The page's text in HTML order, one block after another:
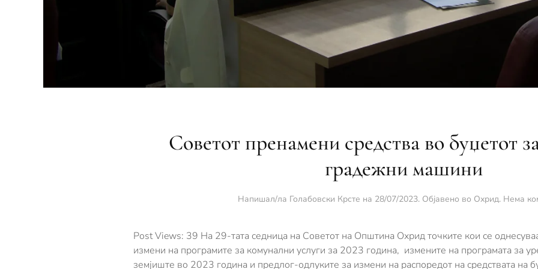
Советот пренамени средства во буџетот
градежни машини
Напишал/ла Голабовски Крсте на 28/07/2023. Објавено во Охрид. Нема
Post Views: 39 На 29-тата седница на Советот на Општина Охрид точките кои се
измени на програмите за комунални услуги за 2023 година, измените на програмата за
земјиште во 2023 година и предлог-одлуките за измени на распоредот на средствата на